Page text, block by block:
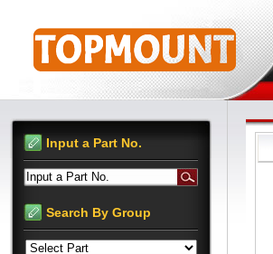
Input a Part No.
Input a Part No.
Search By Group